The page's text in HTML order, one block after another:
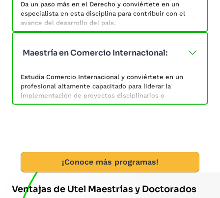
aplicados al ambiente y tomar decisiones en torno a
desafíos ambientales.
Da un paso más en el Derecho y conviértete en un
especialista en esta disciplina para contribuir con el
avance del desarrollo del país.
mercados, generar certeza jurídica, garantizar derechos
medio ambiente, a los recursos naturales y a la
economía.
Maestría en Comercio Internacional:
Estudia Comercio Internacional y conviértete en un
profesional altamente capacitado para liderar la
implementación de proyectos disciplinarios o
multidisciplinarios.
países o distintas zonas geográficas.
¡Conoce más programas!
Ventajas de Utel Maestrías y Doctorados